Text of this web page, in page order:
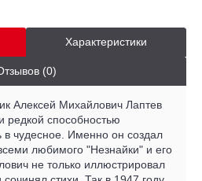
Характеристики
(0)
Алексей Михайлович Лаптев
редкой способностью
чудесное. Именно он создал
любимого "Незнайки" и его
не только иллюстрировал